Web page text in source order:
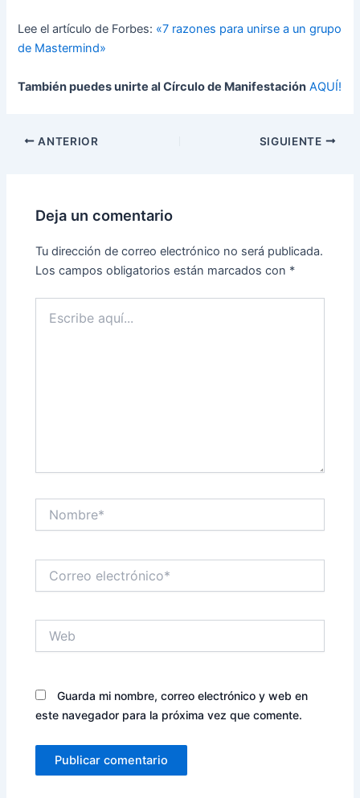
Lee el artículo de Forbes: «7 razones para unirse a un grupo
de Mastermind»
También puedes unirte al Círculo de Manifestación AQUÍ!
ANTERIOR SIGUIENTE
Deja un comentario
Tu dirección de correo electrónico no será publicada.
Los campos obligatorios están marcados con *
aquí...
electrónico*
Guarda mi nombre, correo electrónico y web en
este navegador para la próxima vez que comente.